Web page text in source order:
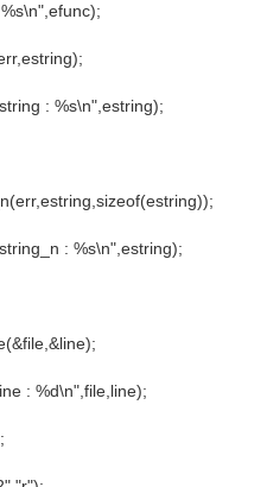
: %s\n",estring);
: %s\n",estring);
%d\n",file,line);